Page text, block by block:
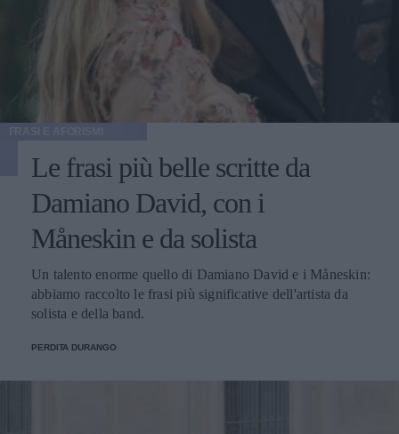
Le frasi più belle scritte da
Damiano David, con i
Måneskin e da solista
Un talento enorme quello di Damiano David e i Måneskin:
abbiamo raccolto le frasi più significative dell'artista da
solista e della band.
PERDITA DURANGO